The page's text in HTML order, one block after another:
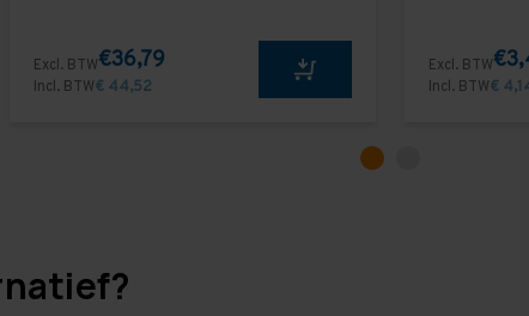
Excl. BTW€36,79
Incl. BTW€ 44,52
Excl. BTW
Incl. BTW€